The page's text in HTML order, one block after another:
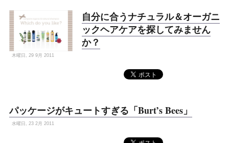
自分に合うナチュラル＆オーガニ
ックヘアケアを探してみません
か？
木曜日, 29 9月 2011
パッケージがキュートすぎる「Burt’s Bees」
水曜日, 23 2月 2011